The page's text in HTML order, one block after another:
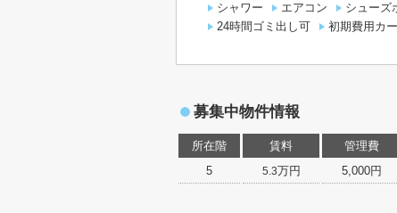
シャワー
エアコン シューズ
24時間ゴミ出し可
初期費用カ
募集中物件情報
所在階 賃料 管理費
5
5.3万円 5,000円